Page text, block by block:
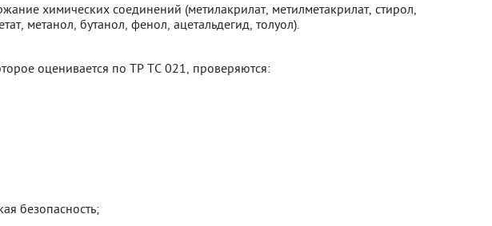
химических соединений (метилакрилат, метилметакрилат, стирол,
метанол, бутанол, фенол, ацетальдегид, толуол).
оценивается по ТР ТС 021, проверяются:
безопасность;